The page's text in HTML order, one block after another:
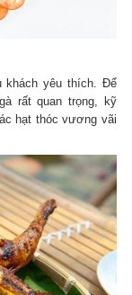
khách yêu thích. Để
rất quan trọng, kỹ
hạt thóc vương vãi